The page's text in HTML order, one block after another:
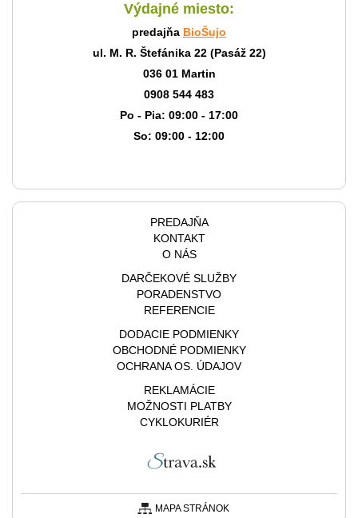
Výdajné miesto:
predajňa BioŠujo
ul. M. R. Štefánika 22 (Pasáž 22)
036 01 Martin
0908 544 483
Po - Pia: 09:00 - 17:00
So: 09:00 - 12:00
PREDAJŇA
KONTAKT
O NÁS
DARČEKOVÉ SLUŽBY
PORADENSTVO
REFERENCIE
DODACIE PODMIENKY
OBCHODNÉ PODMIENKY
OCHRANA OS. ÚDAJOV
REKLAMÁCIE
MOŽNOSTI PLATBY
CYKLOKURIÉR
MAPA STRÁNOK